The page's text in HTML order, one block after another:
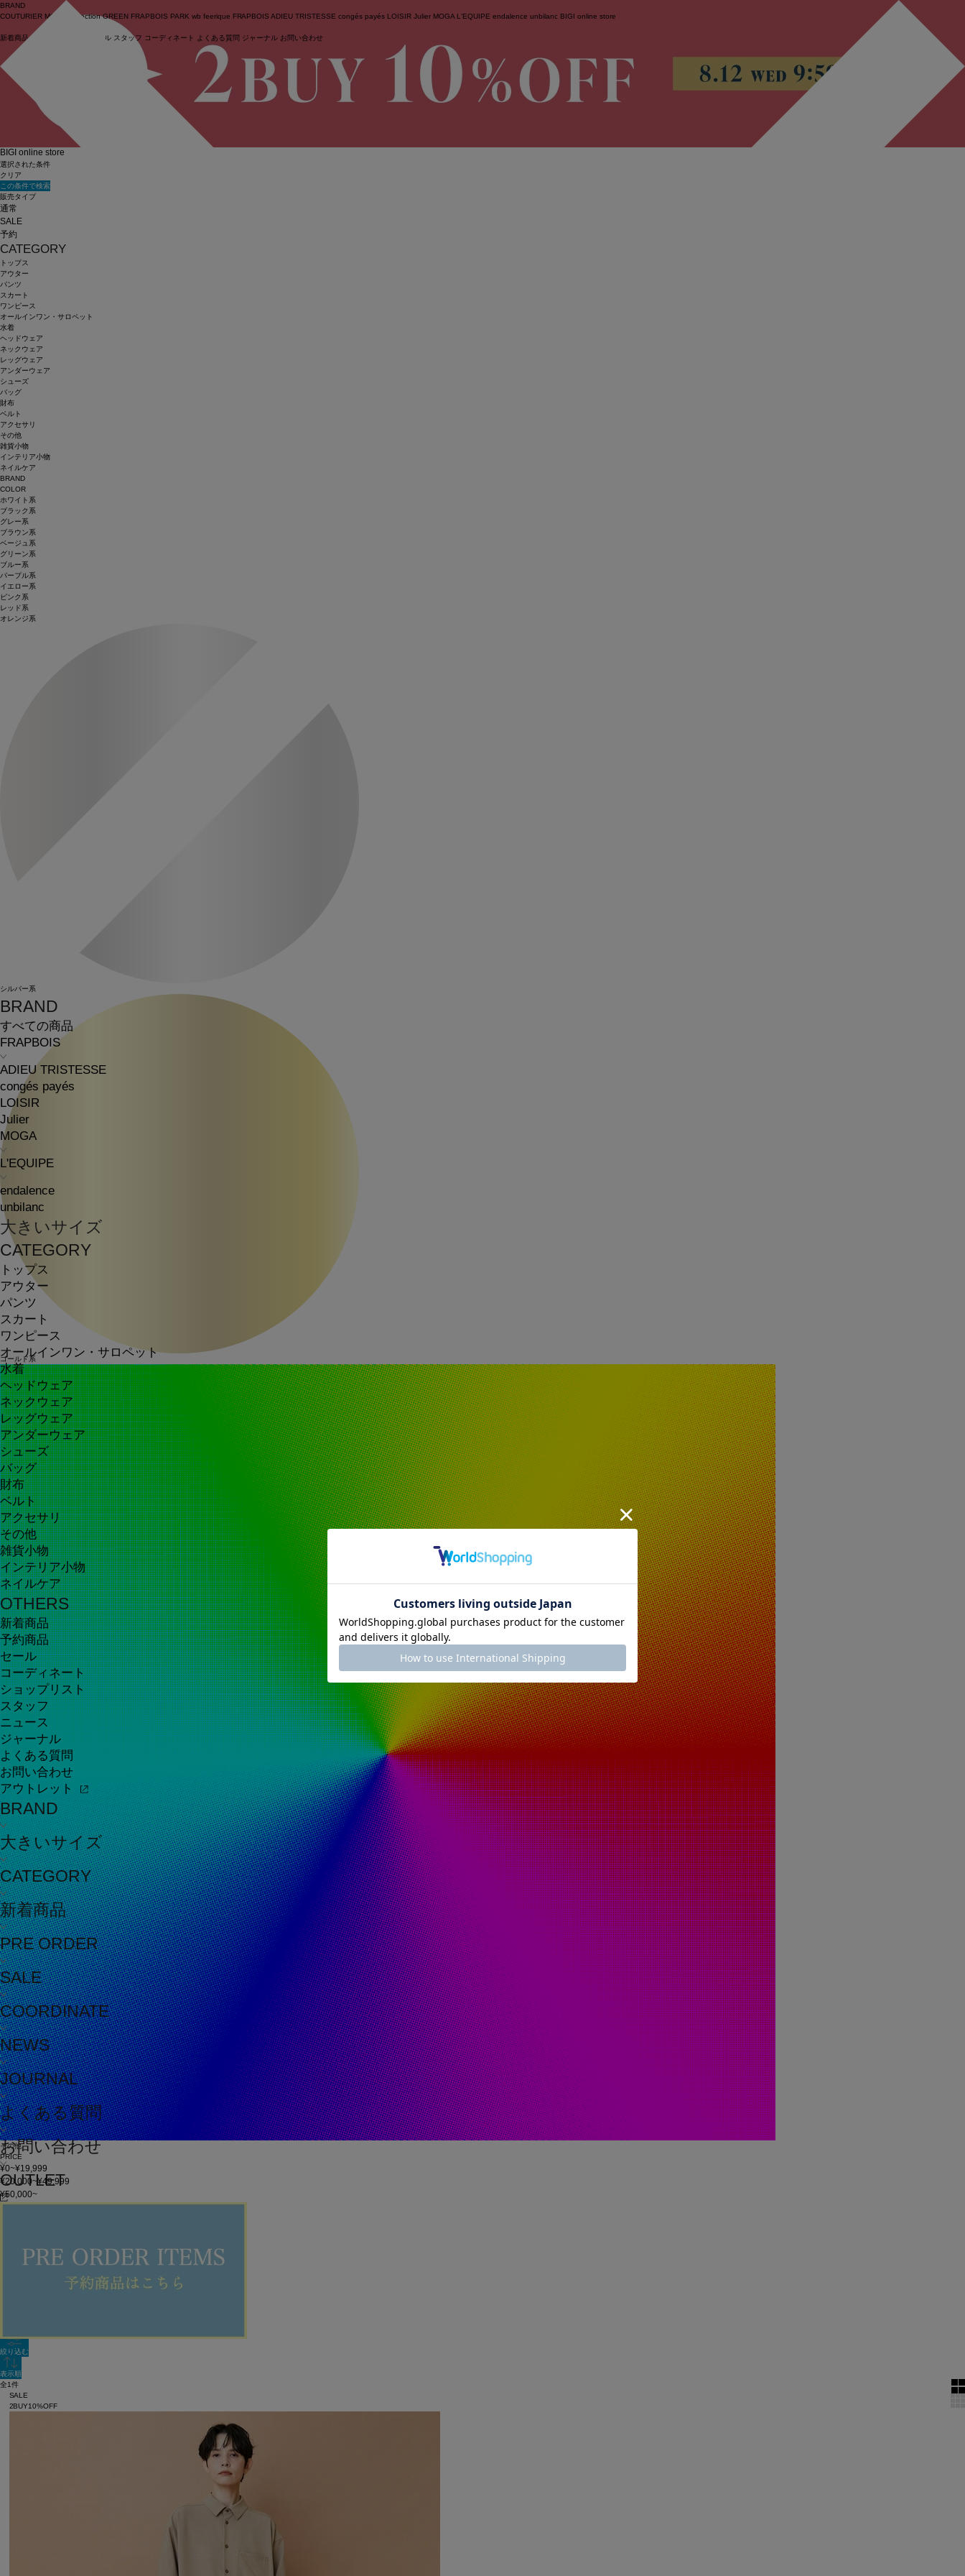
ログイン
BRAND
COUTURIER MOGA Collection GREEN FRAPBOIS PARK wb feerique FRAPBOIS ADIEU TRISTESSE congés payés LOISIR Julier MOGA L'EQUIPE endalence unbilanc BIGI online store
新着商品 (ライブ) セール スタッフ コーディネート よくある質問 ジャーナル お問い合わせ
BRAND
すべての商品
FRAPBOIS
ADIEU TRISTESSE
congés payés
LOISIR
Julier
MOGA
L'EQUIPE
endalence
unbilanc
大きいサイズ
CATEGORY
トップス
アウター
パンツ
スカート
ワンピース
オールインワン・サロペット
水着
ヘッドウェア
ネックウェア
レッグウェア
アンダーウェア
シューズ
バッグ
財布
ベルト
アクセサリ
その他
雑貨小物
インテリア小物
ネイルケア
OTHERS
新着商品
予約商品
セール
コーディネート
ショップリスト
スタッフ
ニュース
ジャーナル
よくある質問
お問い合わせ
アウトレット
BRAND
大きいサイズ
CATEGORY
新着商品
PRE ORDER
SALE
COORDINATE
NEWS
JOURNAL
よくある質問
お問い合わせ
OUTLET
BIGI online store
選択された条件
クリア
この条件で検索
販売タイプ
通常
SALE
予約
CATEGORY
トップス
アウター
パンツ
スカート
ワンピース
オールインワン・サロペット
水着
ヘッドウェア
ネックウェア
レッグウェア
アンダーウェア
シューズ
バッグ
財布
ベルト
アクセサリ
その他
雑貨小物
インテリア小物
ネイルケア
BRAND
COLOR
ホワイト系
ブラック系
グレー系
ブラウン系
ベージュ系
グリーン系
ブルー系
パープル系
イエロー系
ピンク系
レッド系
オレンジ系
シルバー系
ゴールド系
その他
PRICE
¥0~¥19,999
¥20,000~¥49,999
¥50,000~
在庫
新着順
絞り込む
表示順
全1件
SALE
2BUY10%OFF